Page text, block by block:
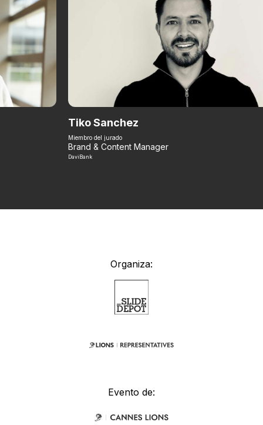
Tiko Sanchez
Miembro del jurado
Brand & Content Manager
DaviBank
Organiza:
Evento de: